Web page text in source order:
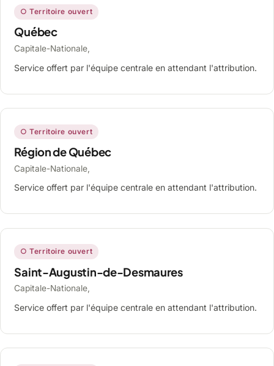
○ Territoire ouvert
Québec
Capitale-Nationale,
Service offert par l'équipe centrale en attendant l'attribution.
○ Territoire ouvert
Région de Québec
Capitale-Nationale,
Service offert par l'équipe centrale en attendant l'attribution.
○ Territoire ouvert
Saint-Augustin-de-Desmaures
Capitale-Nationale,
Service offert par l'équipe centrale en attendant l'attribution.